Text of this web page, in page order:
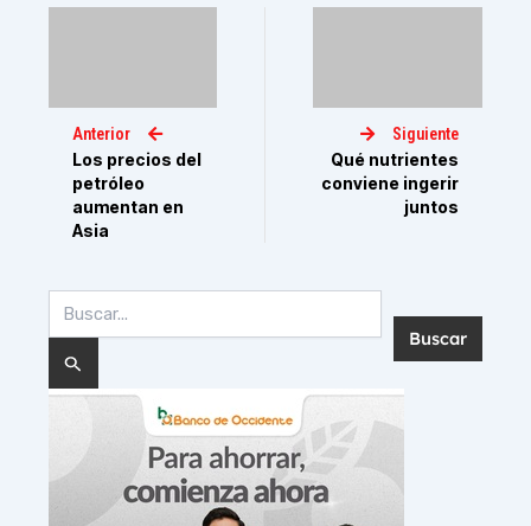
Anterior
Los precios del
petróleo
aumentan en
Asia
Siguiente
Qué nutrientes
conviene ingerir
juntos
por: